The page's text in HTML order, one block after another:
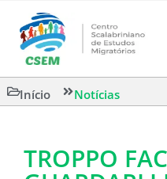
Início Notícias
TROPPO